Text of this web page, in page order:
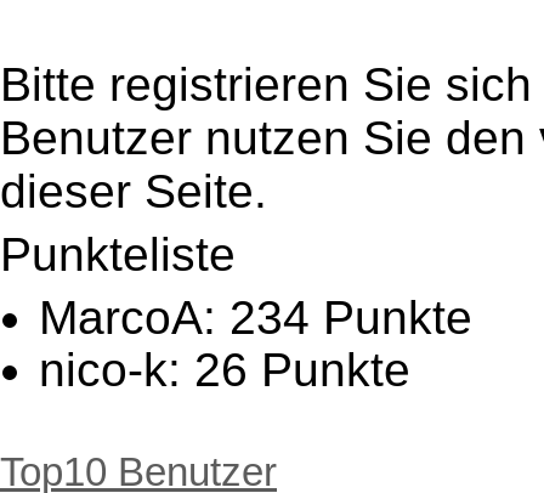
Bitte registrieren Sie sich
Benutzer nutzen Sie
dieser Seite.
Punkteliste
MarcoA: 234 Punkte
nico-k: 26 Punkte
woelfershausen: 18
Top10 Benutzer